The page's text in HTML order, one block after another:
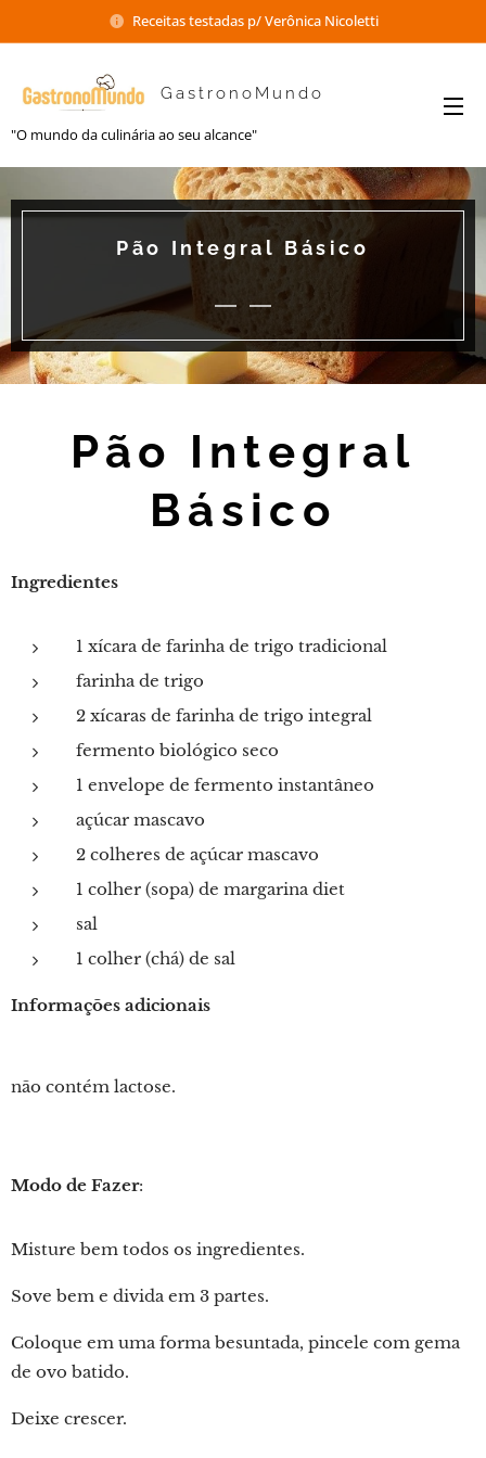
Receitas testadas p/ Verônica Nicoletti
GastronoMundo
"O mundo da culinária ao seu alcance"
Pão Integral Básico
Pão Integral
Básico
Ingredientes
1 xícara de farinha de trigo tradicional
farinha de trigo
2 xícaras de farinha de trigo integral
fermento biológico seco
1 envelope de fermento instantâneo
açúcar mascavo
2 colheres de açúcar mascavo
1 colher (sopa) de margarina diet
sal
1 colher (chá) de sal
Informações adicionais
não contém lactose.
Modo de Fazer:
Misture bem todos os ingredientes.
Sove bem e divida em 3 partes.
Coloque em uma forma besuntada, pincele com gema
de ovo batido.
Deixe crescer.